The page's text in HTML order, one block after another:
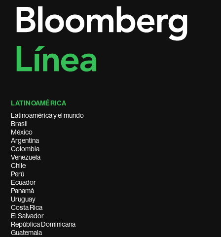
LATINOAMÉRICA
Latinoamérica y el mundo
Brasil
México
Argentina
Colombia
Venezuela
Chile
Perú
Ecuador
Panamá
Uruguay
Costa Rica
El Salvador
República Dominicana
Guatemala